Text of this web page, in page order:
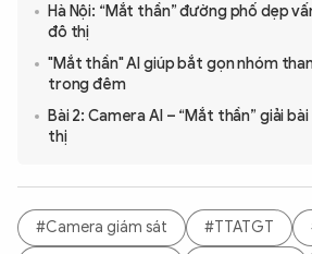
Hà Nội: “Mắt thần” đường phố dẹp
đô thị
"Mắt thần" AI giúp bắt gọn nhóm
trong đêm
Bài 2: Camera AI – “Mắt thần” giải
thị
#Camera giám sát #TTATGT